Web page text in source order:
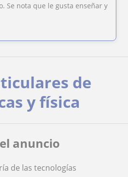
Se nota que le gusta enseñar y
de
y física
anuncio
de las tecnologías